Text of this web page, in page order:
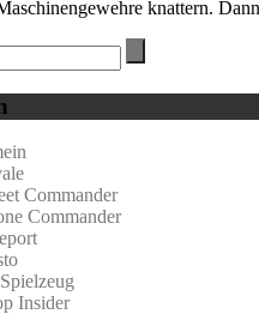
knattern.
Commander
Commander
Insider